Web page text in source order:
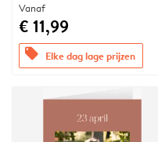
Vanaf
€ 11,99
offers Elke dag lage prijzen